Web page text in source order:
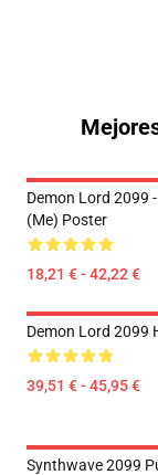
Demon Lord 2099
(me) Poster
18,21 € - 42,22 €
Demon Lord 2099
39,51 € - 45,95 €
Synthwave 2099